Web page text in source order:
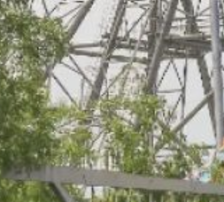
магнитной буре. В
некоторых случаях люди,
чувствительные
к изменениям погоды,
могут ощутить небольшое
недомогание.
Согласно данным ГУ МЧС
России по Хабаровскому
краю, солнечная
активность — низкая,
а геомагнитное поле —
спокойное. Повышение
радиационного фона
на территории региона
также не прогнозируется.
Для контроля
радиационной обстановки
на территории края
функционирует сеть из 59
мониторинговых постов. Из
них 34 предназначены